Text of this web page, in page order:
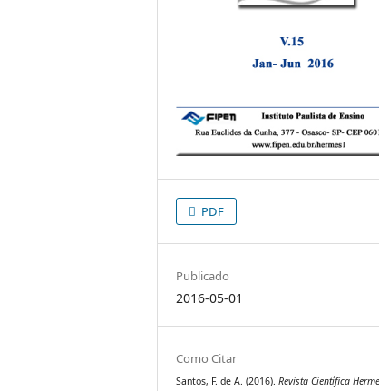
PDF
Publicado
2016-05-01
Como Citar
Santos, F. de A. (2016).Revista Científica